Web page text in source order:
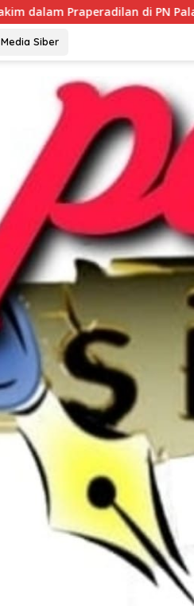
Raya Disorot, Kuasa
Siber